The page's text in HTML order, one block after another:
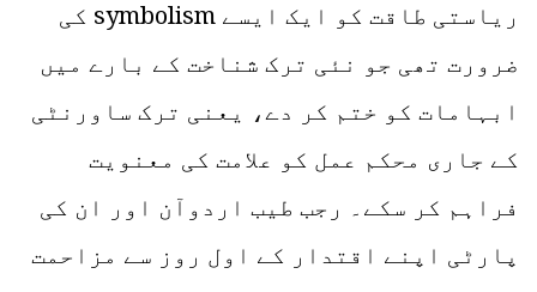
ریاستی طاقت کو ایک ایسے symbolism کی
ضرورت تھی جو نئی ترک شناخت کے بارے میں
ابہامات کو ختم کر دے، یعنی ترک ساورنٹی
کے جاری محکم عمل کو علامت کی معنویت
فراہم کر سکے۔ رجب طیب اردوآن اور ان کی
پارٹی اپنے اقتدار کے اول روز سے مزاحمت